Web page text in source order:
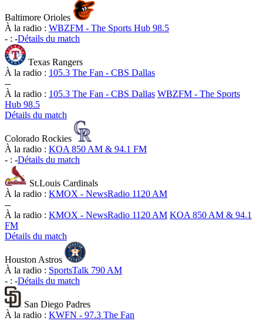
Baltimore Orioles
À la radio : WBZFM - The Sports Hub 98.5
- : -Détails du match
Texas Rangers
À la radio : 105.3 The Fan - CBS Dallas
--
À la radio : 105.3 The Fan - CBS Dallas WBZFM - The Sports
Hub 98.5
Détails du match
Colorado Rockies
À la radio : KOA 850 AM & 94.1 FM
- : -Détails du match
St.Louis Cardinals
À la radio : KMOX - NewsRadio 1120 AM
--
À la radio : KMOX - NewsRadio 1120 AM KOA 850 AM & 94.1
FM
Détails du match
Houston Astros
À la radio : SportsTalk 790 AM
- : -Détails du match
San Diego Padres
À la radio : KWFN - 97.3 The Fan